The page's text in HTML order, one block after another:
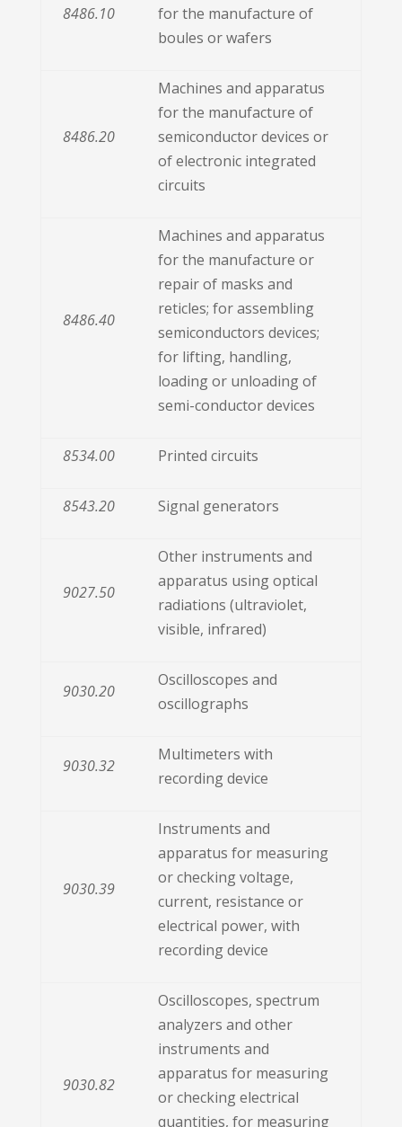
8486.10
for the manufacture of
boules or wafers
8486.20
Machines and apparatus
for the manufacture of
semiconductor devices or
of electronic integrated
circuits
8486.40
Machines and apparatus
for the manufacture or
repair of masks and
reticles; for assembling
semiconductors devices;
for lifting, handling,
loading or unloading of
semi-conductor devices
8534.00 Printed circuits
8543.20 Signal generators
9027.50
Other instruments and
apparatus using optical
radiations (ultraviolet,
visible, infrared)
9030.20
Oscilloscopes and
oscillographs
9030.32
Multimeters with
recording device
9030.39
Instruments and
apparatus for measuring
or checking voltage,
current, resistance or
electrical power, with
recording device
9030.82
Oscilloscopes, spectrum
analyzers and other
instruments and
apparatus for measuring
or checking electrical
quantities, for measuring